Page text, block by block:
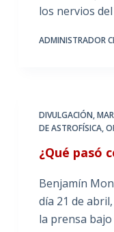
los nervios
ADMINISTRADOR
DIVULGACIÓN,
DE ASTROFÍSICA,
¿Qué pasó
Benjamín
día 21 de
la prensa